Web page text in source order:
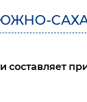
составляет